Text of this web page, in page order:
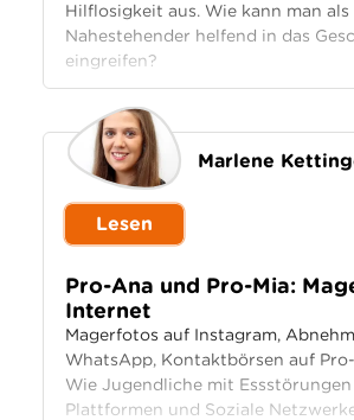
Hilflosigkeit aus. Wie kann man als
Nahestehender helfend in das
eingreifen?
Marlene
Lesen
Pro-Ana und Pro-Mia:
Internet
Magerfotos auf Instagram,
WhatsApp, Kontaktbörsen auf
Wie Jugendliche mit
Plattformen und Soziale